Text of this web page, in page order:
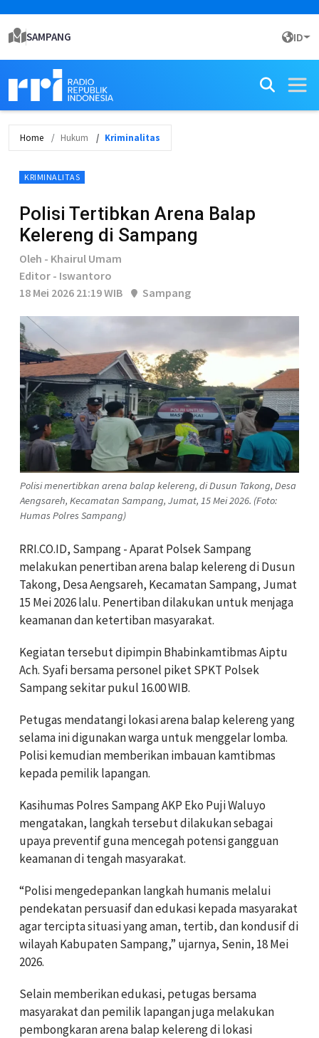
SAMPANG ID
Home Hukum Kriminalitas
KRIMINALITAS
Polisi Tertibkan Arena Balap
Kelereng di Sampang
Oleh - Khairul Umam
Editor - Iswantoro
18 Mei 2026 21:19 WIB
Sampang
Polisi menertibkan arena balap kelereng, di Dusun Takong, Desa
Aengsareh, Kecamatan Sampang, Jumat, 15 Mei 2026. (Foto:
Humas Polres Sampang)
RRI.CO.ID, Sampang - Aparat Polsek Sampang
melakukan penertiban arena balap kelereng di Dusun
Takong, Desa Aengsareh, Kecamatan Sampang, Jumat
15 Mei 2026 lalu. Penertiban dilakukan untuk menjaga
keamanan dan ketertiban masyarakat.
Kegiatan tersebut dipimpin Bhabinkamtibmas Aiptu
Ach. Syafi bersama personel piket SPKT Polsek
Sampang sekitar pukul 16.00 WIB.
Petugas mendatangi lokasi arena balap kelereng yang
selama ini digunakan warga untuk menggelar lomba.
Polisi kemudian memberikan imbauan kamtibmas
kepada pemilik lapangan.
Kasihumas Polres Sampang AKP Eko Puji Waluyo
mengatakan, langkah tersebut dilakukan sebagai
upaya preventif guna mencegah potensi gangguan
keamanan di tengah masyarakat.
“Polisi mengedepankan langkah humanis melalui
pendekatan persuasif dan edukasi kepada masyarakat
agar tercipta situasi yang aman, tertib, dan kondusif di
wilayah Kabupaten Sampang,” ujarnya, Senin, 18 Mei
2026.
Selain memberikan edukasi, petugas bersama
masyarakat dan pemilik lapangan juga melakukan
pembongkaran arena balap kelereng di lokasi